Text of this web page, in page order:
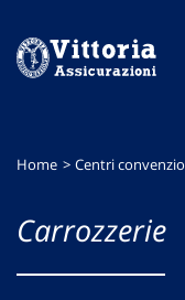
menu
contenuto
footer
Home Centri
Carrozzerie